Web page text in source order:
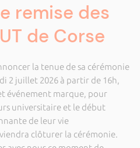
remise des
de Corse
la tenue de sa cérémonie
2 juillet 2026 à partir de 16h,
événement marque, pour
universitaire et le début
de leur vie
clôturer la cérémonie.